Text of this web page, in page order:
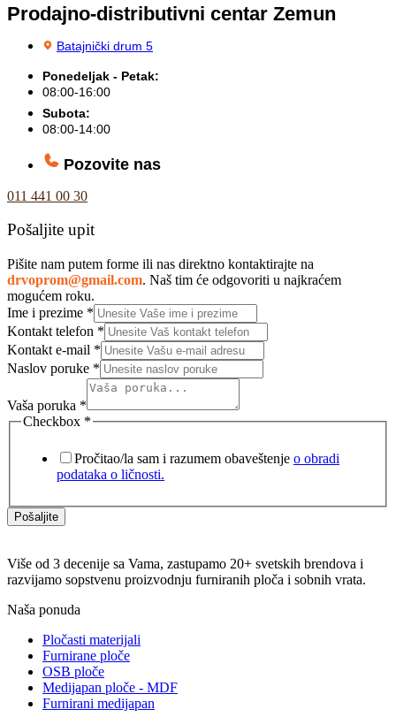
Prodajno-distributivni centar Zemun
Batajnički drum 5
Ponedeljak - Petak:
08:00-16:00
Subota:
08:00-14:00
Pozovite nas
011 441 00 30
Pošaljite upit
Pišite nam putem forme ili nas direktno kontaktirajte na
drvoprom@gmail.com. Naš tim će odgovoriti u najkraćem
mogućem roku.
Ime i prezime *
Kontakt telefon *
Kontakt e-mail *
Naslov poruke *
Vaša poruka *
Checkbox *
Pročitao/la sam i razumem obaveštenje o obradi
podataka o ličnosti.
Pošaljite
Više od 3 decenije sa Vama, zastupamo 20+ svetskih brendova i
razvijamo sopstvenu proizvodnju furniranih ploča i sobnih vrata.
Naša ponuda
Pločasti materijali
Furnirane ploče
OSB ploče
Medijapan ploče - MDF
Furnirani medijapan